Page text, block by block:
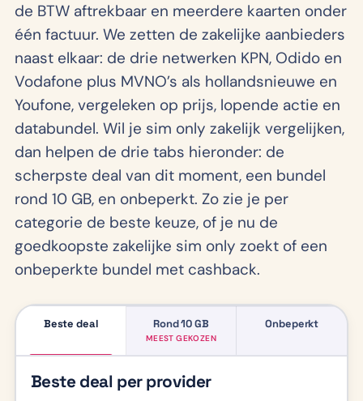
de BTW aftrekbaar en meerdere kaarten onder
één factuur. We zetten de zakelijke aanbieders
naast elkaar: de drie netwerken KPN, Odido en
Vodafone plus MVNO’s als hollandsnieuwe en
Youfone, vergeleken op prijs, lopende actie en
databundel. Wil je sim only zakelijk vergelijken,
dan helpen de drie tabs hieronder: de
scherpste deal van dit moment, een bundel
rond 10 GB, en onbeperkt. Zo zie je per
categorie de beste keuze, of je nu de
goedkoopste zakelijke sim only zoekt of een
onbeperkte bundel met cashback.
Beste deal Rond 10 GB
MEEST GEKOZEN
Onbeperkt
Beste deal per provider